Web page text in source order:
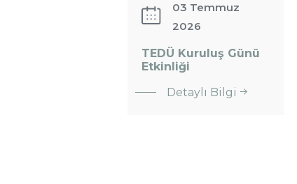
03 Temmuz
2026
TEDÜ Kuruluş Günü
Etkinliği
Detaylı Bilgi
: TEDÜ
Kuruluş